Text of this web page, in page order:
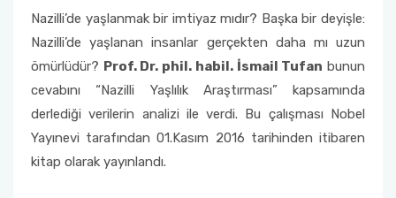
Nazilli’de yaşlanmak bir imtiyaz mıdır? Başka bir deyişle:
Nazilli’de yaşlanan insanlar gerçekten daha mı uzun
ömürlüdür? Prof. Dr. phil. habil. İsmail Tufan bunun
cevabını “Nazilli Yaşlılık Araştırması” kapsamında
derlediği verilerin analizi ile verdi. Bu çalışması Nobel
Yayınevi tarafından 01.Kasım 2016 tarihinden itibaren
kitap olarak yayınlandı.